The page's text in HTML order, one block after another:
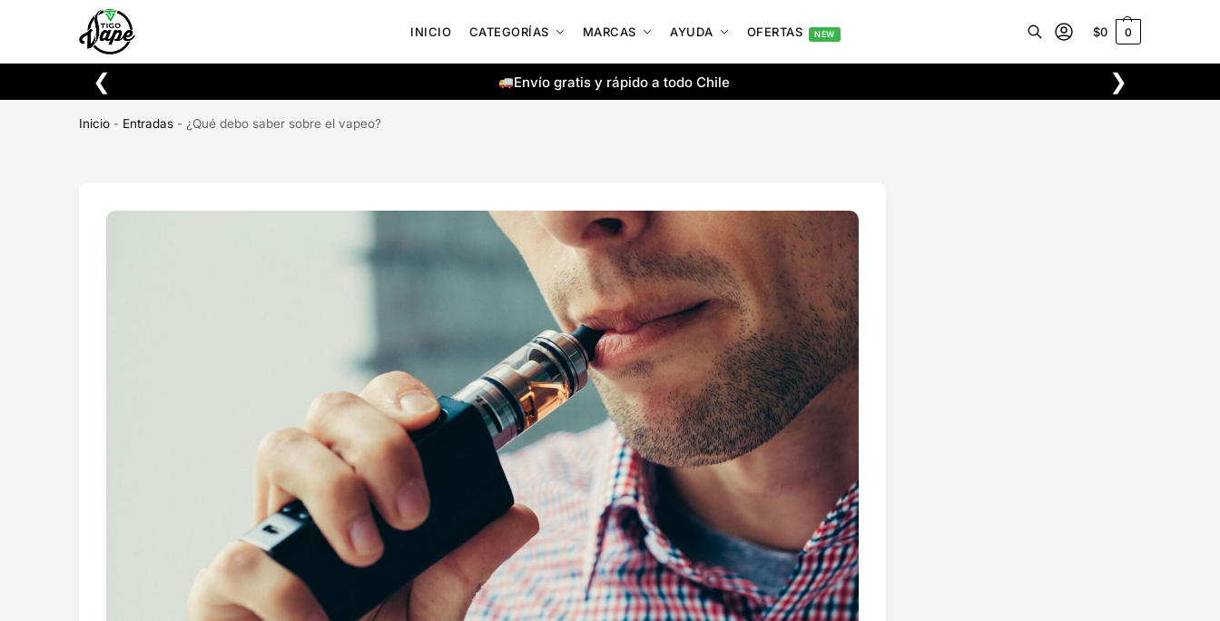
INICIO CATEGORÍAS MARCAS AYUDA OFERTAS NEW
Buscar $0 0
❮ Envío gratis y rápido a todo Chile ❯
Inicio - Entradas - ¿Qué debo saber sobre el vapeo?